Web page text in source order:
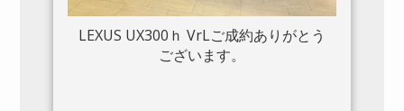
LEXUS UX300ｈ VrLご成約ありがとう
ございます。